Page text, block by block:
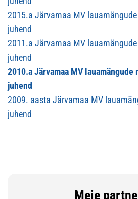
2015.a Järvamaa MV
juhend
2011.a Järvamaa MV
juhend
2010.a Järvamaa MV
juhend
2009. aasta Järvamaa MV
juhend
Meie